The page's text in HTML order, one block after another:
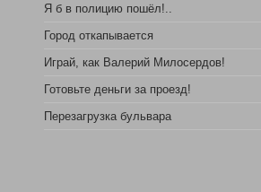
Я б в полицию пошёл!..
Город откапывается
Играй, как Валерий Милосердов!
Готовьте деньги за проезд!
Перезагрузка бульвара